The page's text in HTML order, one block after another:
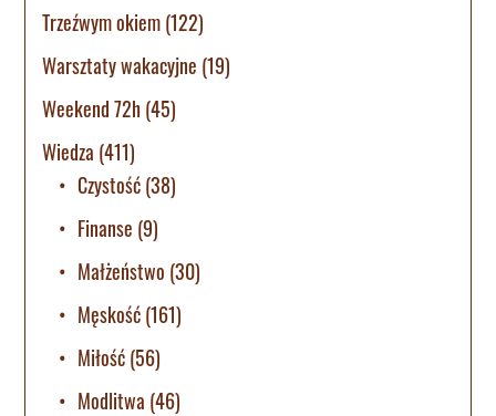
Trzeźwym okiem(122)
Warsztaty wakacyjne (19)
Weekend 72h(45)
Wiedza (411)
Czystość(38)
Finanse (9)
Małżeństwo (30)
Męskość(161)
Miłość(56)
Modlitwa (46)